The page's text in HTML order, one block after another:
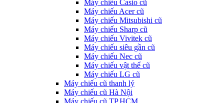
Máy chiếu Casio cũ
Máy chiếu Acer cũ
Máy chiếu Mitsubishi cũ
Máy chiếu Sharp cũ
Máy chiếu Vivitek cũ
Máy chiếu siêu gần cũ
Máy chiếu Nec cũ
Máy chiếu vật thể cũ
Máy chiếu LG cũ
Máy chiếu cũ thanh lý
Máy chiếu cũ Hà Nội
Máy chiếu cũ TP.HCM